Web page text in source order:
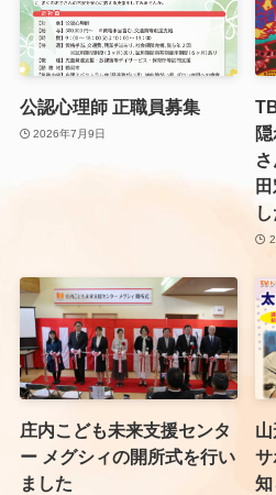
公認心理師 正職員募集
2026年7月9日
庄内こども未来支援センタ
ー メグシィの開所式を行い
ました